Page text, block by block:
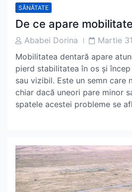
SĂNĂTATE
De ce apare
PostAbabei Dorina
PostMartie
Mobilitatea dentară apare
pierd stabilitatea în os și
sau vizibil. Este un semn care
chiar dacă uneori pare minor
spatele acestei probleme se